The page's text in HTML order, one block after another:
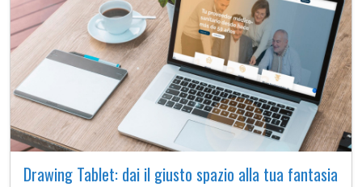
Drawing Tablet: dai il giusto spazio alla tua fantasia